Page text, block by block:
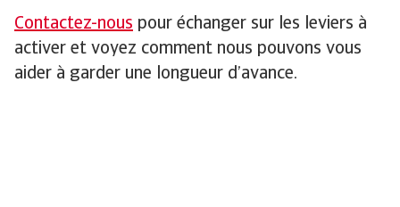
Contactez-nous pour échanger sur les leviers à
activer et voyez comment nous pouvons vous
aider à garder une longueur d’avance.